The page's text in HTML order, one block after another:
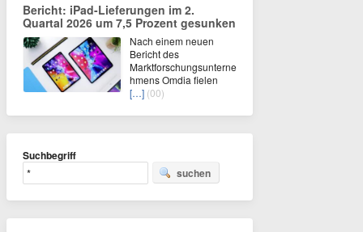
Bericht: iPad-Lieferungen im 2.
Quartal 2026 um 7,5 Prozent gesunken
Nach einem neuen
Bericht des
Marktforschungsunterne
hmens Omdia fielen
[…] (00)
Suchbegriff
suchen